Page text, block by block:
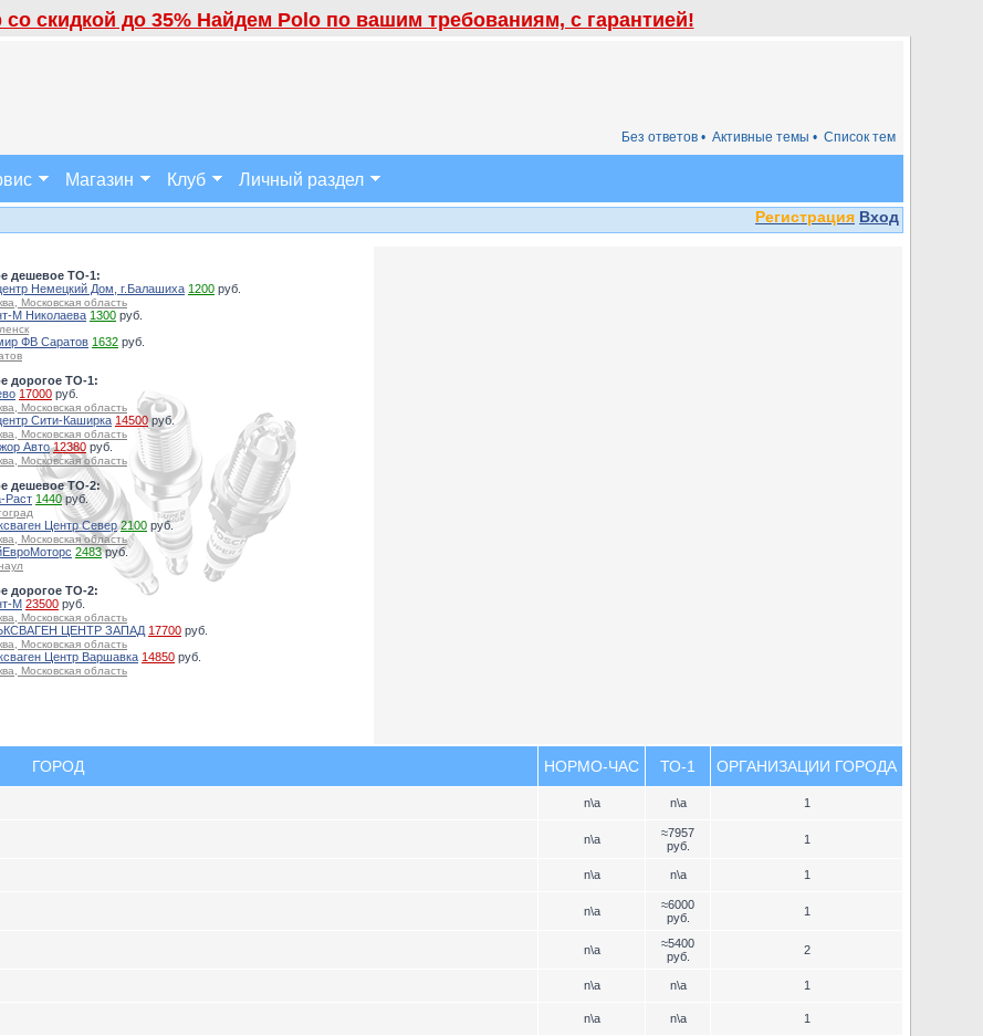
скидкой до 35% Найдем Polo по вашим требованиям, с гарантией!
Список тем
Активные темы •
Без ответов •
Магазин Клуб Личный раздел
Регистрация Вход
дешевое ТО-1:
Немецкий Дом, г.Балашиха 1200 руб.
Московская область
М Николаева 1300 руб.
ФВ Саратов 1632 руб.
дорогое ТО-1:
17000 руб.
Московская область
Сити-Каширка 14500 руб.
Московская область
Авто 12380 руб.
Московская область
дешевое ТО-2:
Раст 1440руб.
Центр Север 2100 руб.
Московская область
2483руб.
дорогое ТО-2:
М 23500 руб.
Московская область
ЦЕНТР ЗАПАД 17700 руб.
Московская область
Центр Варшавка 14850 руб.
Московская область
ГОРОД НОРМО-ЧАС ТО-1 ОРГАНИЗАЦИИ ГОРОДА
n\a n\a 1
n\a
≈7957
руб.
1
n\a n\a 1
n\a
≈6000
руб.
1
n\a
≈5400
руб.
2
n\a n\a 1
n\a n\a 1